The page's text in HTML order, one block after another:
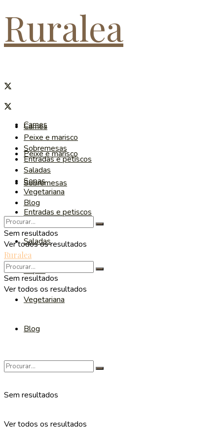
Ruralea
Carnes
Peixe e marisco
Sobremesas
Entradas e petiscos
Saladas
Sopas
Vegetariana
Blog
Sem resultados
Ver todos os resultados
Carnes
Peixe e marisco
Sobremesas
Entradas e petiscos
Saladas
Sopas
Vegetariana
Blog
Sem resultados
Ver todos os resultados
Ruralea
Sem resultados
Ver todos os resultados